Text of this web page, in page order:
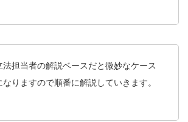
法担当者の解説ベースだと微妙なケース
なりますので順番に解説していきます。